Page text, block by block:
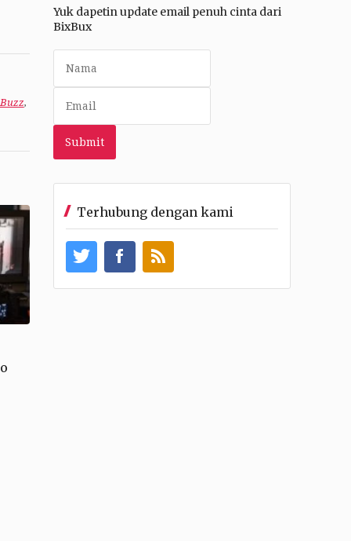
,
Yuk dapetin update email penuh cinta dari
BixBux
Terhubung dengan kami